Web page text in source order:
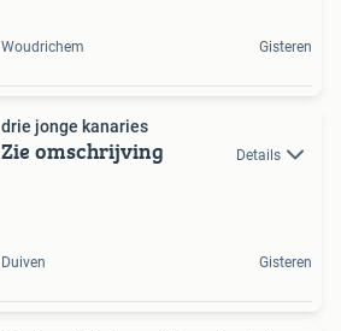
Woudrichem Gisteren
drie jonge kanaries
Zie omschrijving Details
Duiven Gisteren